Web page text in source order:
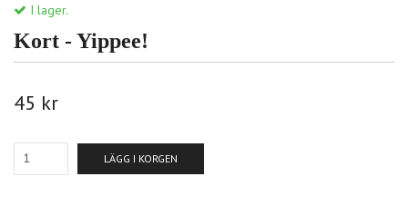
I lager.
Kort - Yippee!
45 kr
LÄGG I KORGEN